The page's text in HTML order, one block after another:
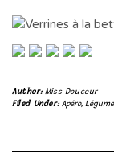
Author: Miss Douceur
Filed Under: Apéro,